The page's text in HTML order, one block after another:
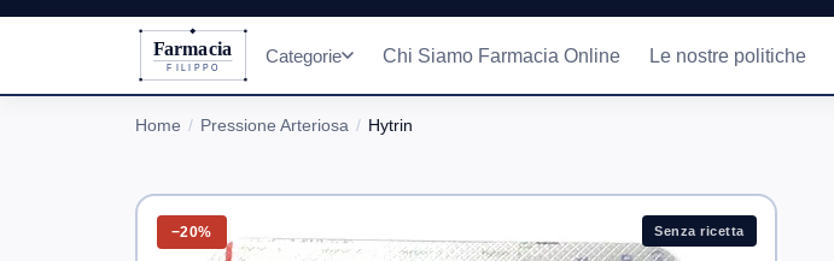
Farmacia
FILIPPO
Categorie Chi Siamo Farmacia Online Le nostre politiche
Home Pressione Arteriosa Hytrin
−20% Senza ricetta